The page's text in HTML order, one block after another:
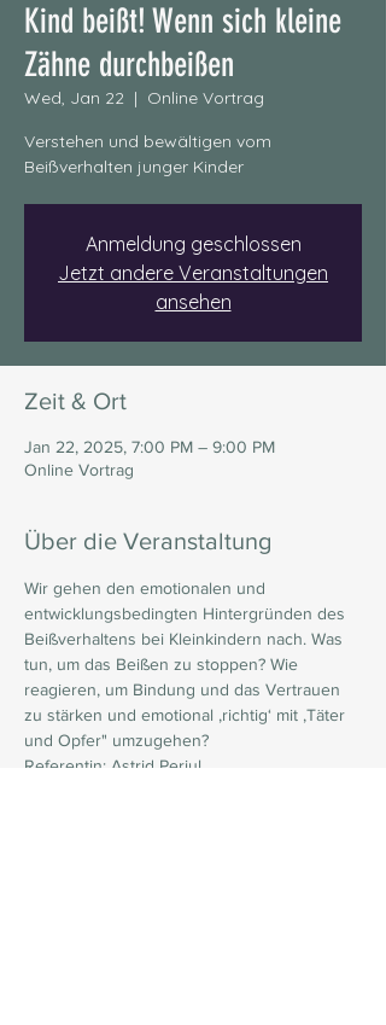
Kind beißt! Wenn sich kleine
Zähne durchbeißen
Wed, Jan 22
  |
Online Vortrag
Verstehen und bewältigen vom
Beißverhalten junger Kinder
Anmeldung geschlossen
Jetzt andere Veranstaltungen
ansehen
Zeit & Ort
Jan 22, 2025, 7:00 PM – 9:00 PM
Online Vortrag
Über die Veranstaltung
Wir gehen den emotionalen und
entwicklungsbedingten Hintergründen des
Beißverhaltens bei Kleinkindern nach. Was
tun, um das Beißen zu stoppen? Wie
reagieren, um Bindung und das Vertrauen
zu stärken und emotional ‚richtig‘ mit ‚Täter
und Opfer" umzugehen?
Referentin: Astrid Perjul